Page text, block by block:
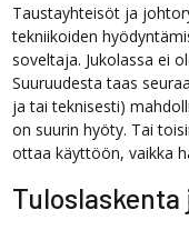
Taustayhteisöt ja
tekniikoiden
soveltaja. Jukolassa ei
Suuruudesta taas
ja tai teknisesti)
on suurin hyöty. Tai
ottaa käyttöön, vaikka
Tuloslaskenta